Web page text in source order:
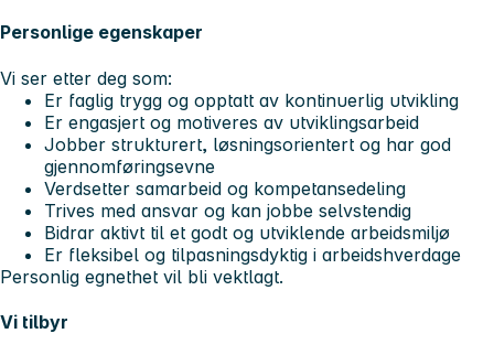
Personlige egenskaper
Vi ser etter deg som:
Er faglig trygg og opptatt av kontinuerlig utvikling
Er engasjert og motiveres av utviklingsarbeid
Jobber strukturert, løsningsorientert og har god
gjennomføringsevne
Verdsetter samarbeid og kompetansedeling
Trives med ansvar og kan jobbe selvstendig
Bidrar aktivt til et godt og utviklende arbeidsmiljø
Er fleksibel og tilpasningsdyktig i arbeidshverdage
Personlig egnethet vil bli vektlagt.
Vi tilbyr